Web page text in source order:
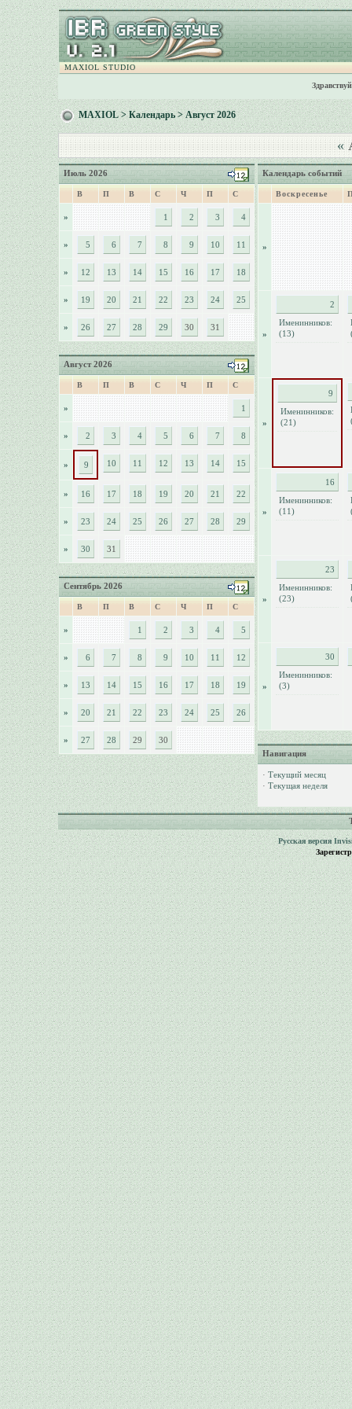
MAXIOL STUDIO
MAXIOL>Календарь> Август 2026
«
Июль 2026
В П В С Ч П С
» 1 2 3 4
» 5 6 7 8 9 10 11
» 12 13 14 15 16 17 18
» 19 20 21 22 23 24 25
» 26 27 28 29 30 31
Август 2026
В П В С Ч П С
» 1
» 2 3 4 5 6 7 8
» 9 10 11 12 13 14 15
» 16 17 18 19 20 21 22
» 23 24 25 26 27 28 29
» 30 31
Сентябрь 2026
В П В С Ч П С
» 1 2 3 4 5
» 6 7 8 9 10 11 12
» 13 14 15 16 17 18 19
» 20 21 22 23 24 25 26
» 27 28 29 30
Календарь событий
Воскресенье
»
»
2
Именинников:
(13)
»
9
Именинников:
(21)
»
16
Именинников:
(11)
»
23
Именинников:
(23)
»
30
Именинников:
(3)
Навигация
· Текущий месяц
· Текущая неделя
Русская версия